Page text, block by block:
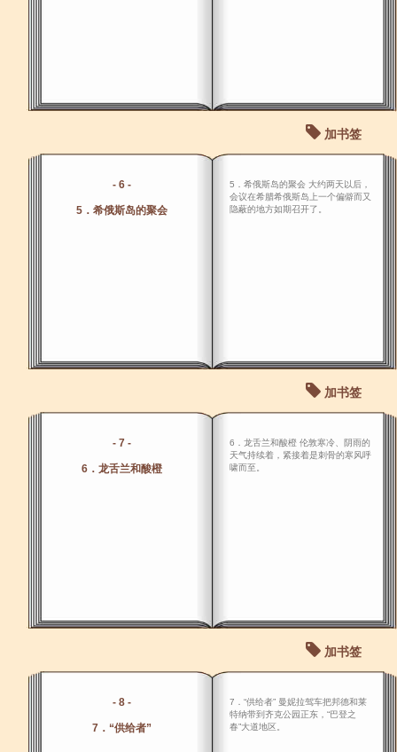
加书签
- 6 -
5．希俄斯岛的聚会
5．希俄斯岛的聚会 大约两天以后，
会议在希腊希俄斯岛上一个偏僻而又
隐蔽的地方如期召开了。
加书签
- 7 -
6．龙舌兰和酸橙
6．龙舌兰和酸橙 伦敦寒冷、阴雨的
天气持续着，紧接着是刺骨的寒风呼
啸而至。
加书签
- 8 -
7．“供给者”
7．“供给者” 曼妮拉驾车把邦德和莱
特纳带到齐克公园正东，“巴登之
春”大道地区。